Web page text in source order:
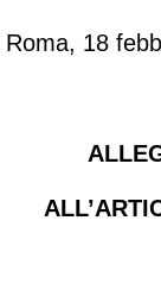
Roma, 18